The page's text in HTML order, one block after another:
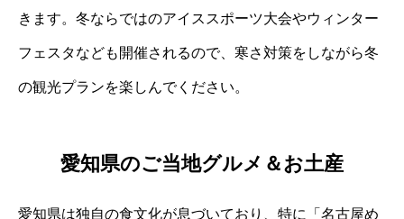
きます。冬ならではのアイススポーツ大会やウィンター
フェスタなども開催されるので、寒さ対策をしながら冬
の観光プランを楽しんでください。
愛知県のご当地グルメ＆お土産
愛知県は独自の食文化が息づいており、特に「名古屋め